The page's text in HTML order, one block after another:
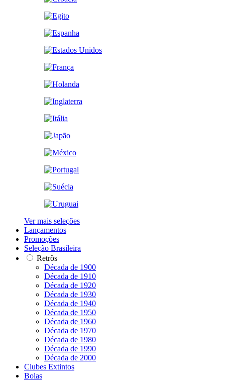
Ver mais seleções
Lançamentos
Promoções
Seleção Brasileira
Retrôs
Década de 1900
Década de 1910
Década de 1920
Década de 1930
Década de 1940
Década de 1950
Década de 1960
Década de 1970
Década de 1980
Década de 1990
Década de 2000
Clubes Extintos
Bolas